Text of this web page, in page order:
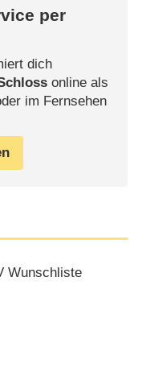
per
dich
online als
im Fernsehen
Wunschliste